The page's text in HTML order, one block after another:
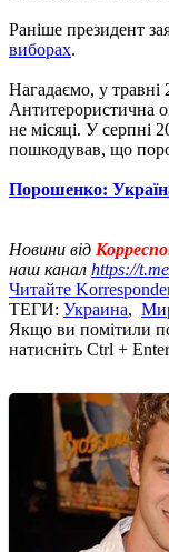
Раніше президент
виборах.
Нагадаємо, у
Антитерористична
не місяці. У серпні
пошкодував, що
Порошенко:
Новини від
наш канал https://
Читайте
ТЕГИ: Украина,
Якщо ви помітили
натисніть Ctrl +